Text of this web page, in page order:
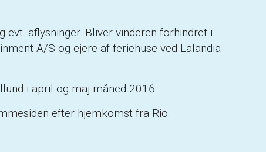
aflysninger. Bliver vinderen forhindret i
A/S og ejere af feriehuse ved Lalandia
i april og maj måned 2016.
efter hjemkomst fra Rio.